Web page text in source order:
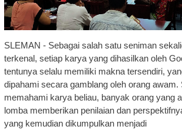
SLEMAN - Sebagai salah satu seniman
terkenal, setiap karya yang dihasilkan oleh
tentunya selalu memiliki makna tersendiri,
dipahami secara gamblang oleh orang awam.
memahami karya beliau, banyak orang yang
lomba memberikan penilaian dan
yang kemudian dikumpulkan menjadi